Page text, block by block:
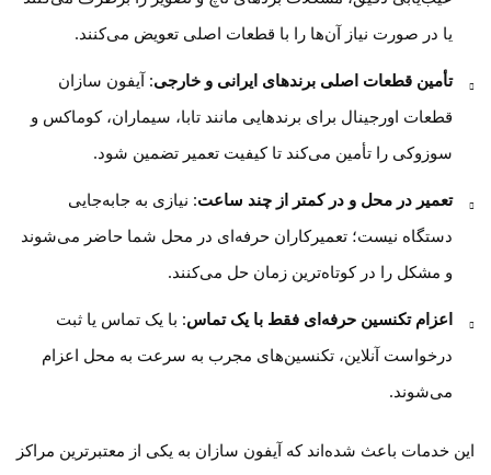
یا در صورت نیاز آن‌ها را با قطعات اصلی تعویض می‌کنند.
تأمین قطعات اصلی برندهای ایرانی و خارجی: آیفون سازان
قطعات اورجینال برای برندهایی مانند تابا، سیماران، کوماکس و
سوزوکی را تأمین می‌کند تا کیفیت تعمیر تضمین شود.
تعمیر در محل و در کمتر از چند ساعت: نیازی به جابه‌جایی
دستگاه نیست؛ تعمیرکاران حرفه‌ای در محل شما حاضر می‌شوند
و مشکل را در کوتاه‌ترین زمان حل می‌کنند.
اعزام تکنسین حرفه‌ای فقط با یک تماس: با یک تماس یا ثبت
درخواست آنلاین، تکنسین‌های مجرب به سرعت به محل اعزام
می‌شوند.
این خدمات باعث شده‌اند که آیفون سازان به یکی از معتبرترین مراکز